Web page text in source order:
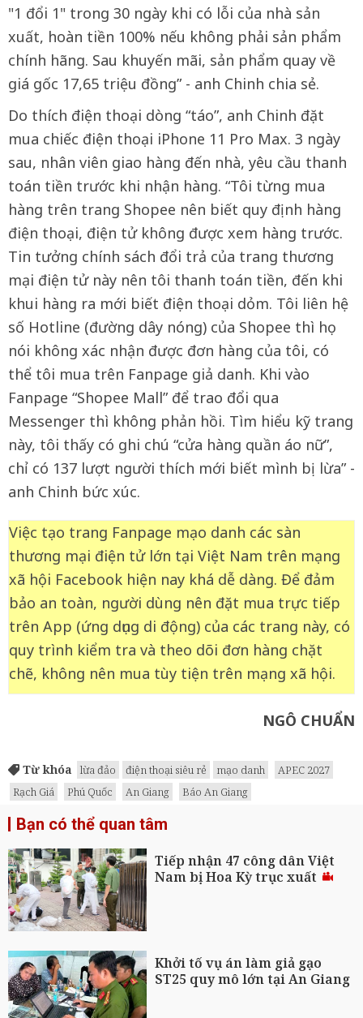
"1 đổi 1" trong 30 ngày khi có lỗi của nhà sản
xuất, hoàn tiền 100% nếu không phải sản phẩm
chính hãng. Sau khuyến mãi, sản phẩm quay về
giá gốc 17,65 triệu đồng” - anh Chinh chia sẻ.
Do thích điện thoại dòng “táo”, anh Chinh đặt
mua chiếc điện thoại iPhone 11 Pro Max. 3 ngày
sau, nhân viên giao hàng đến nhà, yêu cầu thanh
toán tiền trước khi nhận hàng. “Tôi từng mua
hàng trên trang Shopee nên biết quy định hàng
điện thoại, điện tử không được xem hàng trước.
Tin tưởng chính sách đổi trả của trang thương
mại điện tử này nên tôi thanh toán tiền, đến khi
khui hàng ra mới biết điện thoại dỏm. Tôi liên hệ
số Hotline (đường dây nóng) của Shopee thì họ
nói không xác nhận được đơn hàng của tôi, có
thể tôi mua trên Fanpage giả danh. Khi vào
Fanpage “Shopee Mall” để trao đổi qua
Messenger thì không phản hồi. Tìm hiểu kỹ trang
này, tôi thấy có ghi chú “cửa hàng quần áo nữ”,
chỉ có 137 lượt người thích mới biết mình bị lừa” -
anh Chinh bức xúc.
Việc tạo trang Fanpage mạo danh các sàn
thương mại điện tử lớn tại Việt Nam trên mạng
xã hội Facebook hiện nay khá dễ dàng. Để đảm
bảo an toàn, người dùng nên đặt mua trực tiếp
trên App (ứng dụng di động) của các trang này, có
quy trình kiểm tra và theo dõi đơn hàng chặt
chẽ, không nên mua tùy tiện trên mạng xã hội.
NGÔ CHUẨN
Từ khóa lừa đảo điện thoại siêu rẻ mạo danh
APEC 2027
Rạch Giá
Phú Quốc An Giang Báo An Giang
Bạn có thể quan tâm
Tiếp nhận 47 công dân Việt
Nam bị Hoa Kỳ trục xuất
Khởi tố vụ án làm giả gạo
ST25 quy mô lớn tại An Giang